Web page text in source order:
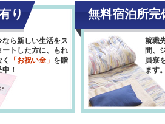
り
なら新しい生活をス
ートした方に、もれ
く
「お祝い金」 を贈
中！
無料宿泊所完
就職
間、
員寮
ます。